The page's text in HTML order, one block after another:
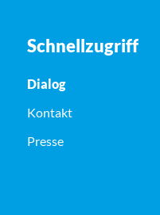
Schnellzugriff
Dialog
Kontakt
Presse